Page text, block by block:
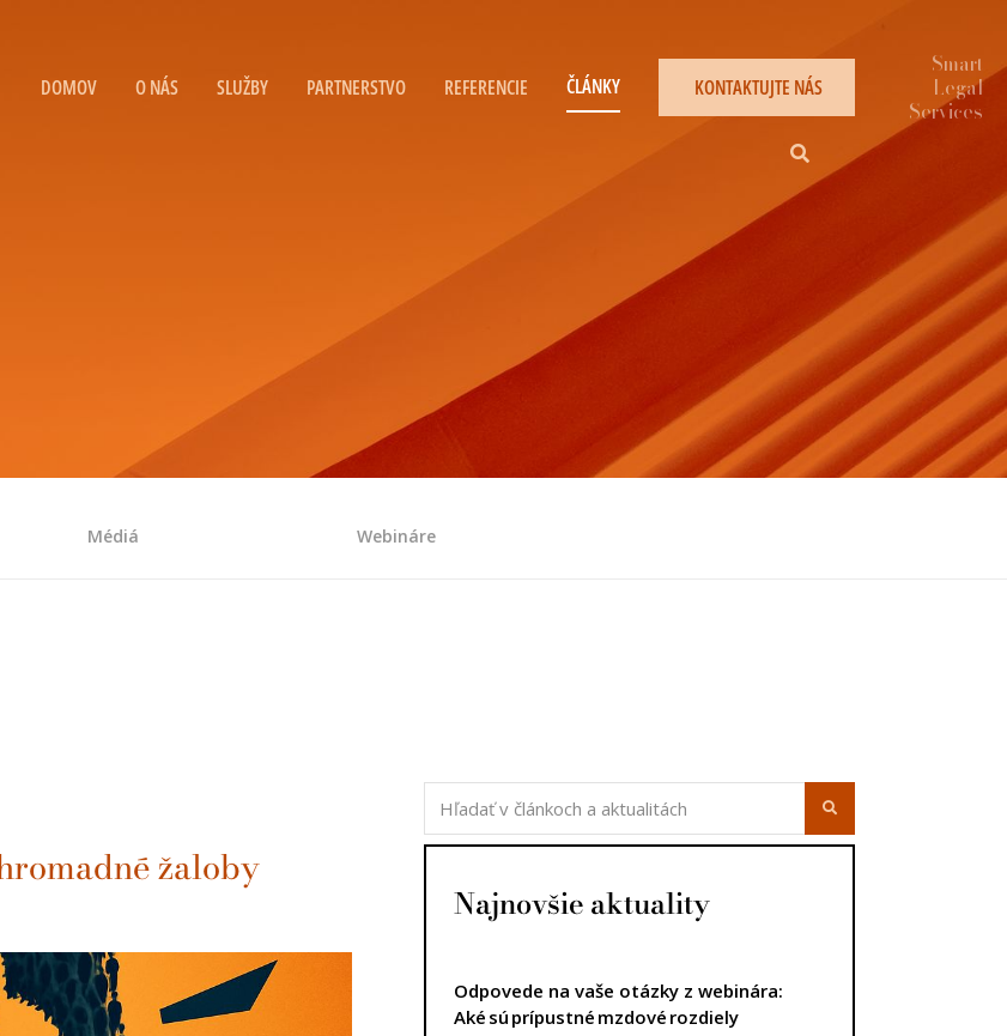
DOMOV O NÁS SLUŽBY PARTNERSTVO REFERENCIE ČLÁNKY KONTAKTUJTE NÁS
Médiá Webináre
žaloby
Najnovšie aktuality
Odpovede na vaše otázky z webinára:
Aké sú prípustné mzdové rozdiely